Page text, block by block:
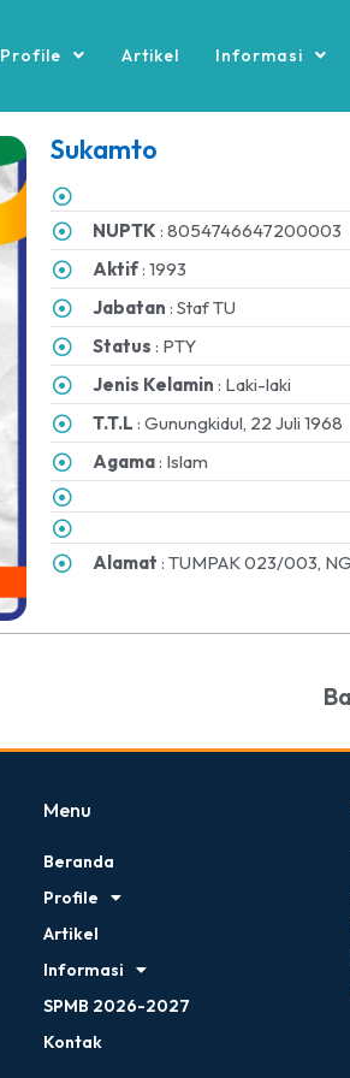
Profile Artikel Informasi
Sukamto
NUPTK : 8054746647200003
Aktif: 1993
Jabatan : Staf TU
Status : PTY
Jenis Kelamin : Laki-laki
T.T.L : Gunungkidul, 22 Juli 1968
Agama: Islam
Alamat : TUMPAK 023/003,
Menu
Beranda
Profile
Artikel
Informasi
SPMB 2026-2027
Kontak